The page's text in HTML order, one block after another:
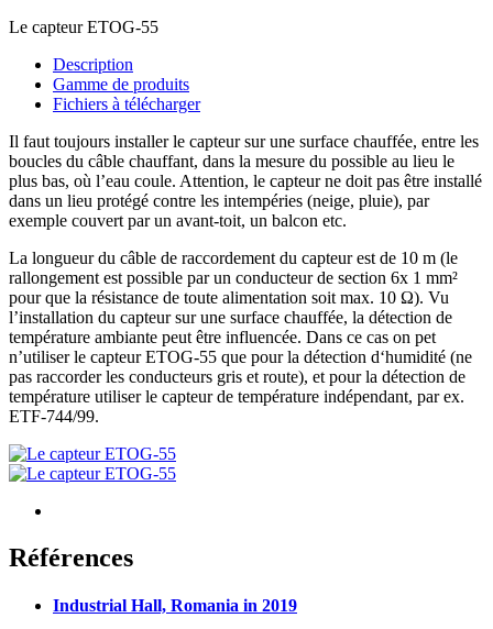
Le capteur ETOG-55
Description
Gamme de produits
Fichiers à télécharger
Il faut toujours installer le capteur sur une surface chauffée, entre les
boucles du câble chauffant, dans la mesure du possible au lieu le
plus bas, où l’eau coule. Attention, le capteur ne doit pas être installé
dans un lieu protégé contre les intempéries (neige, pluie), par
exemple couvert par un avant-toit, un balcon etc.
La longueur du câble de raccordement du capteur est de 10 m (le
rallongement est possible par un conducteur de section 6x 1 mm²
pour que la résistance de toute alimentation soit max. 10 Ω). Vu
l’installation du capteur sur une surface chauffée, la détection de
température ambiante peut être influencée. Dans ce cas on pet
n’utiliser le capteur ETOG-55 que pour la détection d‘humidité (ne
pas raccorder les conducteurs gris et route), et pour la détection de
température utiliser le capteur de température indépendant, par ex.
ETF-744/99.
Références
Industrial Hall, Romania in 2019